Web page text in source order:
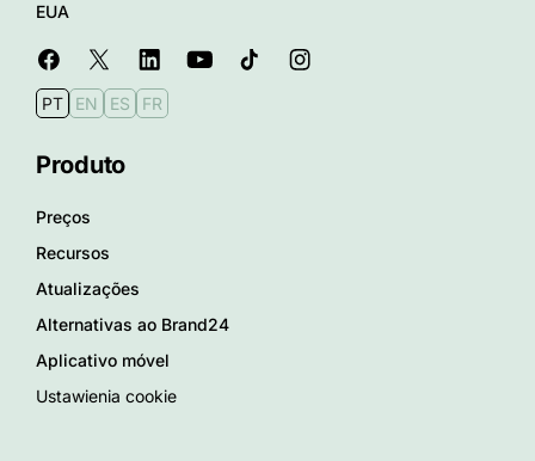
EUA
PT EN ES FR
Produto
Preços
Recursos
Atualizações
Alternativas ao Brand24
Aplicativo móvel
Ustawienia cookie